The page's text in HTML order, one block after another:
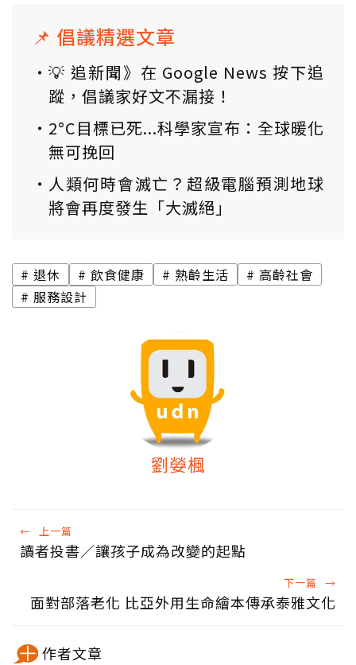
📌 倡議精選文章
💡 追新聞》在 Google News 按下追
蹤，倡議家好文不漏接！
2°C目標已死...科學家宣布：全球暖化
無可挽回
人類何時會滅亡？超級電腦預測地球
將會再度發生「大滅絕」
退休 飲食健康 熟齡生活
高齡社會
服務設計
劉嫈楓
← 上一篇
讀者投書／讓孩子成為改變的起點
下一篇 →
面對部落老化 比亞外用生命繪本傳承泰雅文化
作者文章